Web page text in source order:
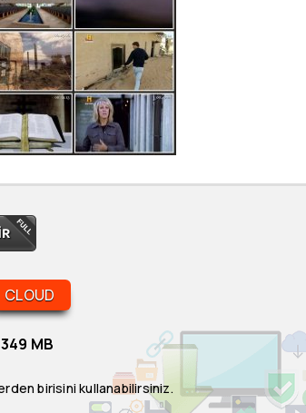
CLOUD
349 MB
birisini kullanabilirsiniz.